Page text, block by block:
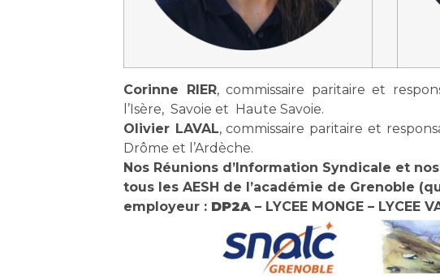
Corinne RIER, commissaire paritaire et
l’Isère, Savoie et Haute Savoie.
Olivier LAVAL, commissaire paritaire et
Drôme et l’Ardèche.
Nos Réunions d’Information Syndicale et
tous les AESH de l’académie de Grenoble
employeur : DP2A – LYCEE MONGE – LYCEE